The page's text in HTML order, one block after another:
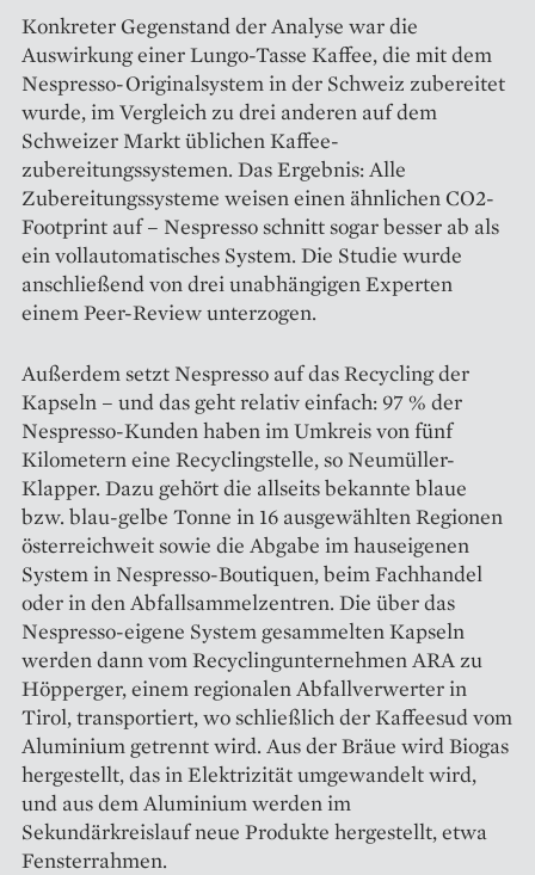
Konkreter Gegenstand der Analyse war die
Auswirkung einer Lungo-Tasse Kaffee, die mit dem
Nespresso-Originalsystem in der Schweiz zubereitet
wurde, im Vergleich zu drei anderen auf dem
Schweizer Markt üblichen Kaffee­
zubereitungssystemen. Das Ergebnis: Alle
Zubereitungssysteme weisen einen ähnlichen CO2-
Footprint auf – Nespresso schnitt sogar besser ab als
ein vollautomatisches System. Die Studie wurde
anschließend von drei unabhängigen Experten
einem Peer-Review unterzogen.
Außerdem setzt Nespresso auf das Recycling der
Kapseln – und das geht relativ einfach: 97 % der
Nespresso-Kunden haben im Umkreis von fünf
Kilometern eine Recyclingstelle, so Neumüller-
Klapper. Dazu gehört die allseits bekannte blaue
bzw. blau-gelbe Tonne in 16 ausgewählten Regionen
österreichweit sowie die Abgabe im hauseigenen
System in Nespresso-Boutiquen, beim Fachhandel
oder in den Abfallsammelzentren. Die über das
Nespresso-eigene System gesammelten Kapseln
werden dann vom Recycling­unternehmen ARA zu
Höpperger, einem regionalen Abfallverwerter in
Tirol, transportiert, wo schließlich der Kaffeesud vom
Aluminium getrennt wird. Aus der Bräue wird Biogas
hergestellt, das in Elektrizität umgewandelt wird,
und aus dem Aluminium werden im
Sekundärkreislauf neue Produkte hergestellt, etwa
Fensterrahmen.